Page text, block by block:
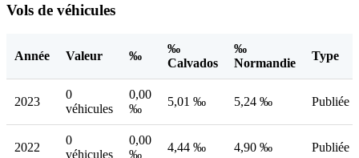
Vols de véhicules
Année Valeur ‰
‰
Calvados
‰
Normandie
Type
2023
0
véhicules
0,00
‰
5,01 ‰ 5,24 ‰ Publiée
2022
0
véhicules
0,00
‰
4,44 ‰ 4,90 ‰ Publiée